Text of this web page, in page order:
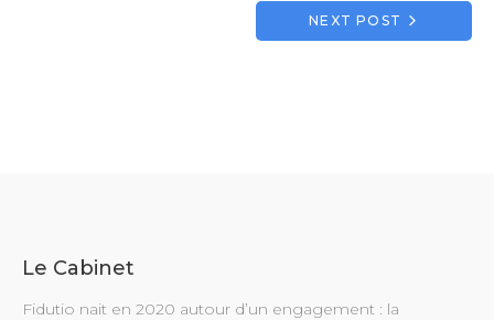
NEXT POST
Le Cabinet
Fidutio nait en 2020 autour d’un engagement : la